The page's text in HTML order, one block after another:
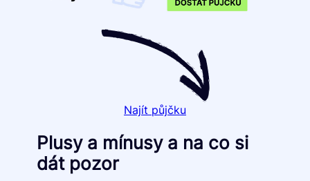
Najít půjčku
Plusy a mínusy a na co si
dát pozor